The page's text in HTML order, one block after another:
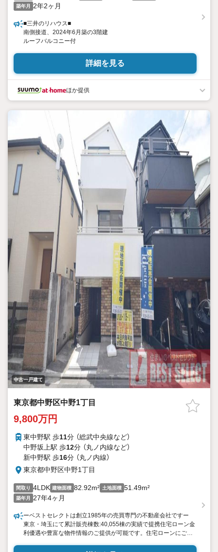
築年月 2年2ヶ月
■三井のリハウス■
南側接道、2024年6月築の3階建
ルーフバルコニー付
詳細を見る
ほか提供
中古一戸建て
東京都中野区中野1丁目
9,800万円
東中野駅 歩11分 （総武中央線など）
中野坂上駅 歩12分 （丸ノ内線など）
新中野駅 歩16分 （丸ノ内線）
東京都中野区中野1丁目
間取り 4LDK 建物面積 82.92m² 土地面積 51.49m²
築年月 27年4ヶ月
ーベストセレクトは創立1985年の売買専門の不動産会社ですー
東京・埼玉にて累計販売棟数:40,055棟の実績で提携住宅ローン金
利優遇や豊富な物件情報のご提供が可能です。住宅ローンにご不